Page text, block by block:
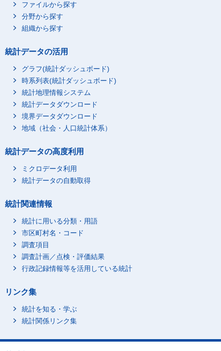
ファイルから探す
分野から探す
組織から探す
統計データの活用
グラフ(統計ダッシュボード)
時系列表(統計ダッシュボード)
統計地理情報システム
統計データダウンロード
境界データダウンロード
地域（社会・人口統計体系）
統計データの高度利用
ミクロデータ利用
統計データの自動取得
統計関連情報
統計に用いる分類・用語
市区町村名・コード
調査項目
調査計画／点検・評価結果
行政記録情報等を活用している統計
リンク集
統計を知る・学ぶ
統計関係リンク集